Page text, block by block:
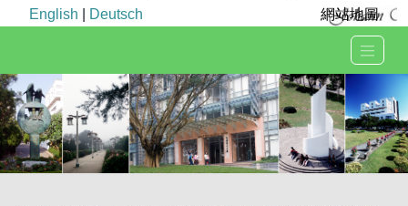
English Deutsch 網站地圖